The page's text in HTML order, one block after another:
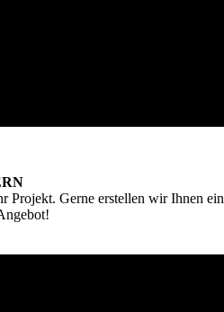
Projekt. Gerne erstellen wir Ihnen ein